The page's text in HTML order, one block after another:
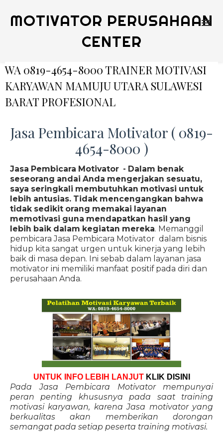
MOTIVATOR PERUSAHAAN
CENTER
WA 0819-4654-8000 TRAINER MOTIVASI
KARYAWAN MAMUJU UTARA SULAWESI
BARAT PROFESIONAL
Jasa Pembicara Motivator ( 0819-
4654-8000 )
Jasa Pembicara Motivator - Dalam benak
seseorang andai Anda mengerjakan sesuatu,
saya seringkali membutuhkan motivasi untuk
lebih antusias. Tidak mencengangkan bahwa
tidak sedikit orang memakai layanan
memotivasi guna mendapatkan hasil yang
lebih baik dalam kegiatan mereka. Memanggil
pembicara Jasa Pembicara Motivator dalam bisnis
hidup kita sangat urgen untuk kinerja yang lebih
baik di masa depan. Ini sebab dalam layanan jasa
motivator ini memiliki manfaat positif pada diri dan
perusahaan Anda.
UNTUK INFO LEBIH LANJUT KLIK DISINI
Pada Jasa Pembicara Motivator mempunyai
peran penting khususnya pada saat training
motivasi karyawan, karena Jasa motivator yang
berkualitas akan memberikan dorongan
semangat pada setiap peserta training motivasi.